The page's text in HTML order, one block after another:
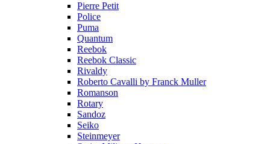
Pierre Petit
Police
Puma
Quantum
Reebok
Reebok Classic
Rivaldy
Roberto Cavalli by Franck Muller
Romanson
Rotary
Sandoz
Seiko
Steinmeyer